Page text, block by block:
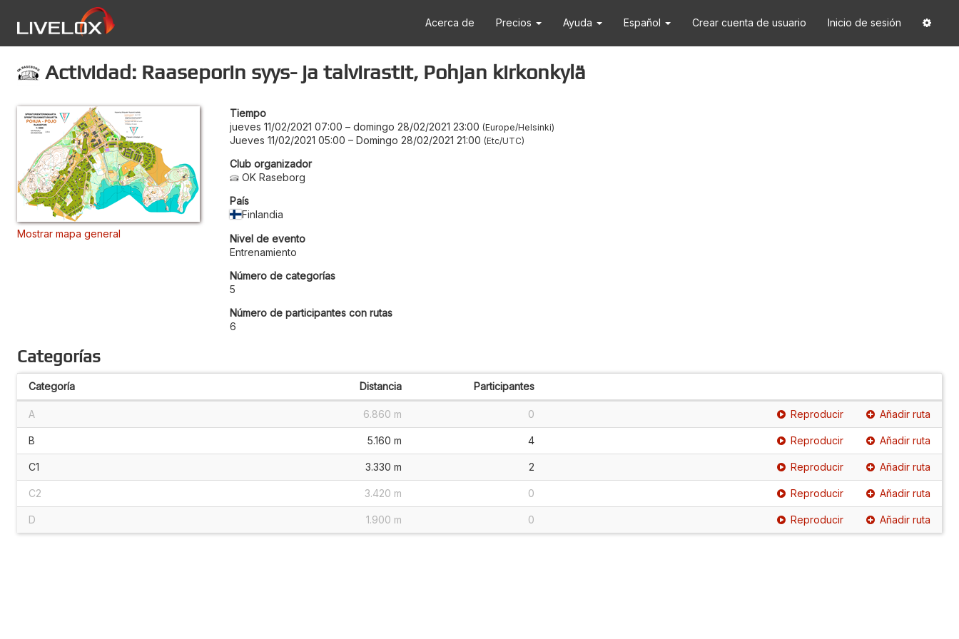
Acerca de Precios Ayuda Español Crear cuenta de usuario Inicio de sesión
Actividad: Raaseporin syys- ja talvirastit, Pohjan kirkonkylä
Mostrar mapa general
Tiempo
jueves 11/02/2021 07:00 – domingo 28/02/2021 23:00 Europe/Helsinki
Jueves 11/02/2021 05:00 – Domingo 28/02/2021 21:00 Etc/UTC
Club organizador
OK Raseborg
País
Finlandia
Nivel de evento
Entrenamiento
Número de categorías
5
Número de participantes con rutas
6
Categorías
Categoría Distancia Participantes
A 6.860 m 0 Reproducir Añadir ruta
B 5.160 m 4 Reproducir Añadir ruta
C1 3.330 m 2 Reproducir Añadir ruta
C2 3.420 m 0 Reproducir Añadir ruta
D 1.900 m 0 Reproducir Añadir ruta